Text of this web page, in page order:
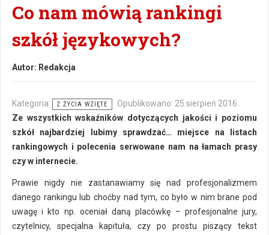
Co nam mówią rankingi
szkół językowych?
Autor: Redakcja
Kategoria: Z ŻYCIA WZIĘTE
Opublikowano: 25 sierpień 2016
Ze wszystkich wskaźników dotyczących jakości i poziomu
szkół najbardziej lubimy sprawdzać… miejsce na listach
rankingowych i polecenia serwowane nam na łamach prasy
czy w internecie.
Prawie nigdy nie zastanawiamy się nad profesjonalizmem
danego rankingu lub choćby nad tym, co było w nim brane pod
uwagę i kto np. oceniał daną placówkę – profesjonalne jury,
czytelnicy, specjalna kapituła, czy po prostu piszący tekst